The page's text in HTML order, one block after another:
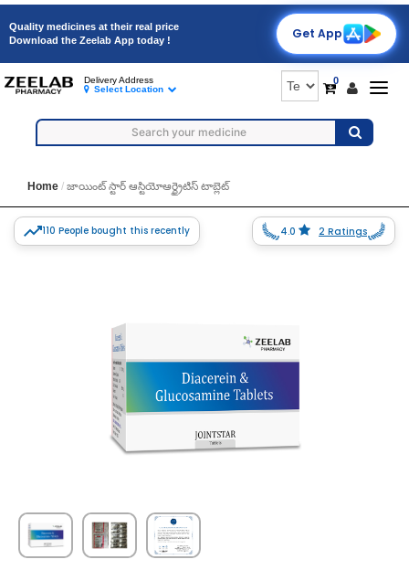
Quality medicines at their real price
Download the Zeelab App today !
Get App
0
Delivery Address
Select Location
Home జాయింట్ స్టార్ ఆస్టియోఆర్థ్రైటిస్ టాబ్లెట్
110 People bought this recently 4.0 2 Ratings